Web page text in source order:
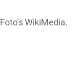
WikiMedia.